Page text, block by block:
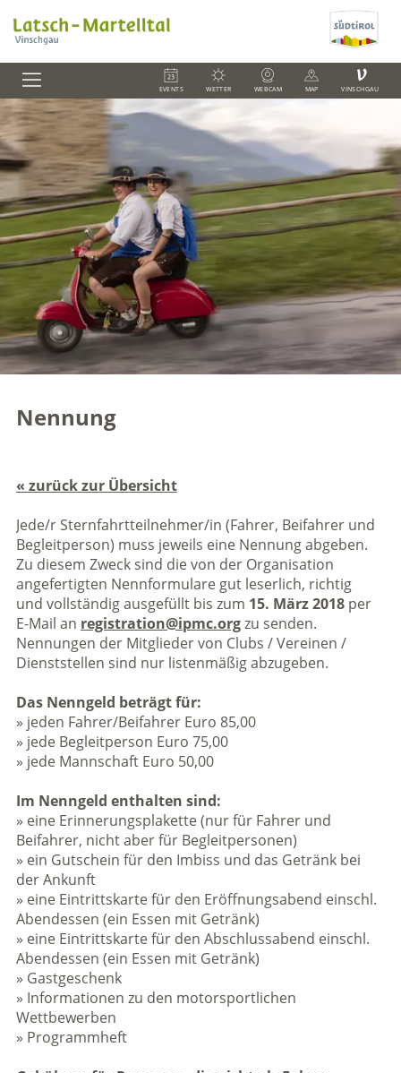
EVENTS WETTER WEBCAM MAP
V
VINSCHGAU
Nennung
« zurück zur Übersicht
Jede/r Sternfahrtteilnehmer/in (Fahrer, Beifahrer und
Begleitperson) muss jeweils eine Nennung abgeben.
Zu diesem Zweck sind die von der Organisation
angefertigten Nennformulare gut leserlich, richtig
und vollständig ausgefüllt bis zum 15. März 2018per
E-Mail an registration@ipmc.orgzu senden.
Nennungen der Mitglieder von Clubs / Vereinen /
Dienststellen sind nur listenmäßig abzugeben.
Das Nenngeld beträgt für:
» jeden Fahrer/Beifahrer Euro 85,00
» jede Begleitperson Euro 75,00
» jede Mannschaft Euro 50,00
Im Nenngeld enthalten sind:
» eine Erinnerungsplakette (nur für Fahrer und
Beifahrer, nicht aber für Begleitpersonen)
» ein Gutschein für den Imbiss und das Getränk bei
der Ankunft
» eine Eintrittskarte für den Eröffnungsabend einschl.
Abendessen (ein Essen mit Getränk)
» eine Eintrittskarte für den Abschlussabend einschl.
Abendessen (ein Essen mit Getränk)
» Gastgeschenk
» Informationen zu den motorsportlichen
Wettbewerben
» Programmheft